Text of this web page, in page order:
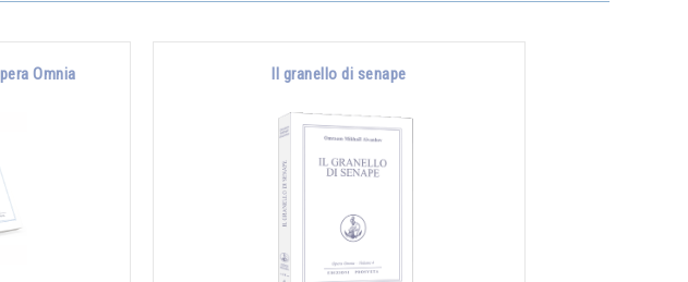
Omnia Il granello di senape